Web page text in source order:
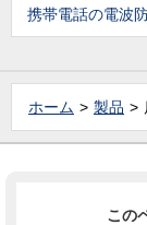
携帯電話の電波
ホーム 製品
この